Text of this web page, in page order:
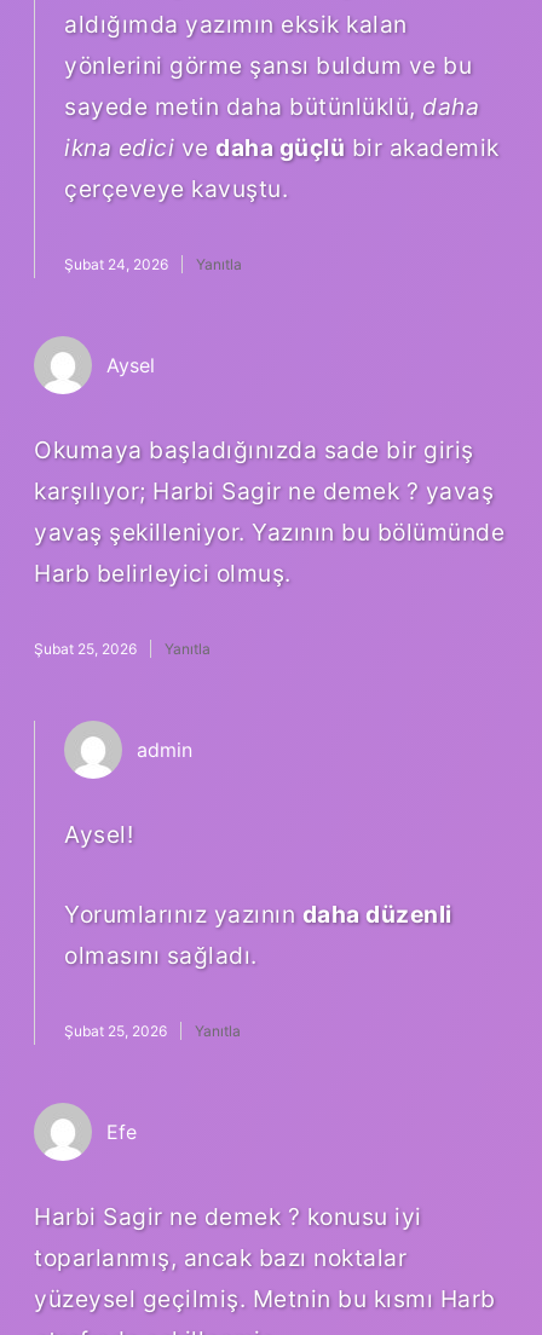
aldığımda yazımın eksik kalan
yönlerini görme şansı buldum ve bu
sayede metin daha bütünlüklü, daha
ikna edici ve daha güçlübir akademik
çerçeveye kavuştu.
Şubat 24, 2026 Yanıtla
Aysel
Okumaya başladığınızda sade bir giriş
karşılıyor; Harbi Sagir ne demek ? yavaş
yavaş şekilleniyor. Yazının bu bölümünde
Harb belirleyici olmuş.
Şubat 25, 2026 Yanıtla
admin
Aysel!
Yorumlarınız yazının daha düzenli
olmasını sağladı.
Şubat 25, 2026 Yanıtla
Efe
Harbi Sagir ne demek ? konusu iyi
toparlanmış, ancak bazı noktalar
yüzeysel geçilmiş. Metnin bu kısmı Harb